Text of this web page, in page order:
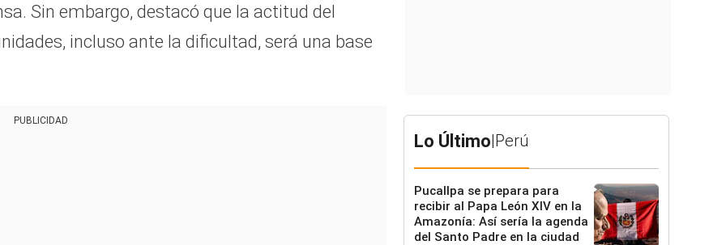
Sin embargo, destacó que la actitud del
incluso ante la dificultad, será una base
PUBLICIDAD
Lo Último|Perú
Pucallpa se prepara para
recibir al Papa León XIV en la
Amazonía: Así sería la agenda
del Santo Padre en la ciudad